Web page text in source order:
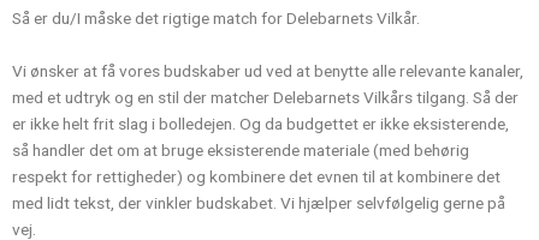
Så er du/I måske det rigtige match for Delebarnets Vilkår.
Vi ønsker at få vores budskaber ud ved at benytte alle relevante kanaler,
med et udtryk og en stil der matcher Delebarnets Vilkårs tilgang. Så der
er ikke helt frit slag i bolledejen. Og da budgettet er ikke eksisterende,
så handler det om at bruge eksisterende materiale (med behørig
respekt for rettigheder) og kombinere det evnen til at kombinere det
med lidt tekst, der vinkler budskabet. Vi hjælper selvfølgelig gerne på
vej.